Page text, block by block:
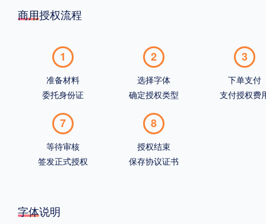
商用授权流程
1
准备材料
委托身份证
2
选择字体
确定授权类型
3
下单支付
支付授权费
7
等待审核
签发正式授权
8
授权结束
保存协议证书
字体说明